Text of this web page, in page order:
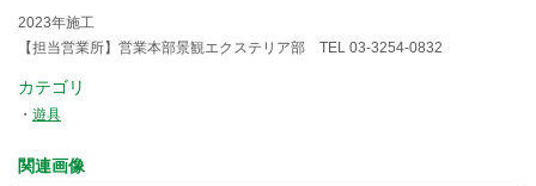
2023年施工
【担当営業所】営業本部景観エクステリア部 TEL 03-3254-0832
カテゴリ
遊具
関連画像